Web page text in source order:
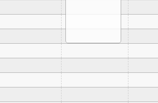
Automatic translation start